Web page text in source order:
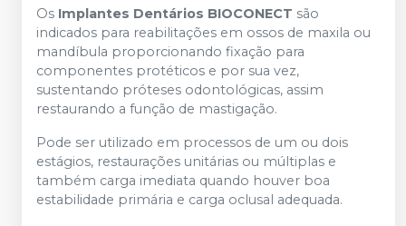
Os Implantes Dentários BIOCONECT são
indicados para reabilitações em ossos de maxila ou
mandíbula proporcionando fixação para
componentes protéticos e por sua vez,
sustentando próteses odontológicas, assim
restaurando a função de mastigação.
Pode ser utilizado em processos de um ou dois
estágios, restaurações unitárias ou múltiplas e
também carga imediata quando houver boa
estabilidade primária e carga oclusal adequada.